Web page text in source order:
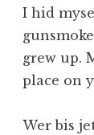
I hid
grew up.
place on
Wer bis